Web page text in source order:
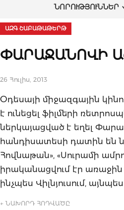
ՆՈՐՈՒԹՅՈՒՆՆԵՐ
ԱԶԳ ՇԱԲԱԹԱԹԵՐԹ
ՓԱՐԱՋԱՆՈՎԻ
26 Հուլիս, 2013
Օդեսայի միջազգային
է ունեցել ֆիլմերի
ներկայացված է եղել
հանդիսատեսի դատին են
Հովնաթան», «Սուրամի
իրականացվում էր
ինչպես Վիլնյուսում,
← ՆԱԽՈՐԴ ՀՈԴՎԱԾԸ